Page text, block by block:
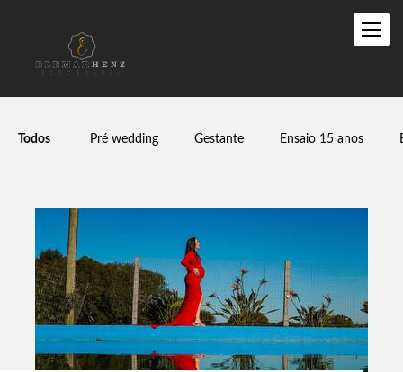
Todos Pré wedding Gestante Ensaio 15 anos